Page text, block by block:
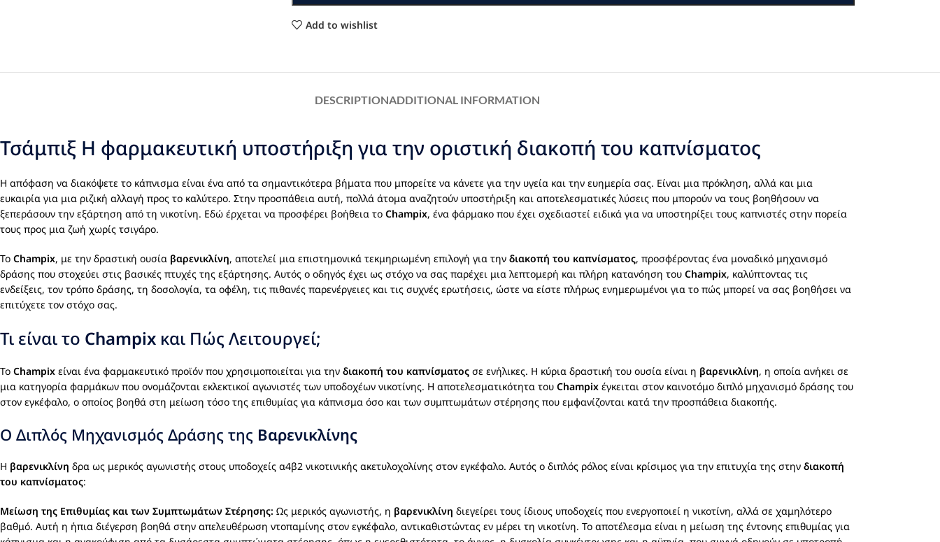
Add to wishlist
DESCRIPTIONADDITIONAL INFORMATION
Τσάμπιξ Η φαρμακευτική υποστήριξη για την οριστική διακοπή του καπνίσματος
Η απόφαση να διακόψετε το κάπνισμα είναι ένα από τα σημαντικότερα βήματα που μπορείτε να κάνετε για την υγεία και την ευημερία σας. Είναι μια πρόκληση, αλλά και μια
ευκαιρία για μια ριζική αλλαγή προς το καλύτερο. Στην προσπάθεια αυτή, πολλά άτομα αναζητούν υποστήριξη και αποτελεσματικές λύσεις που μπορούν να τους βοηθήσουν να
ξεπεράσουν την εξάρτηση από τη νικοτίνη. Εδώ έρχεται να προσφέρει βοήθεια το Champix, ένα φάρμακο που έχει σχεδιαστεί ειδικά για να υποστηρίξει τους καπνιστές στην πορεία
τους προς μια ζωή χωρίς τσιγάρο.
Το Champix, με την δραστική ουσία βαρενικλίνη, αποτελεί μια επιστημονικά τεκμηριωμένη επιλογή για την διακοπή του καπνίσματος, προσφέροντας ένα μοναδικό μηχανισμό
δράσης που στοχεύει στις βασικές πτυχές της εξάρτησης. Αυτός ο οδηγός έχει ως στόχο να σας παρέχει μια λεπτομερή και πλήρη κατανόηση του Champix, καλύπτοντας τις
ενδείξεις, τον τρόπο δράσης, τη δοσολογία, τα οφέλη, τις πιθανές παρενέργειες και τις συχνές ερωτήσεις, ώστε να είστε πλήρως ενημερωμένοι για το πώς μπορεί να σας βοηθήσει να
επιτύχετε τον στόχο σας.
Τι είναι το Champix και Πώς Λειτουργεί;
Το Champix είναι ένα φαρμακευτικό προϊόν που χρησιμοποιείται για την διακοπή του καπνίσματος σε ενήλικες. Η κύρια δραστική του ουσία είναι η βαρενικλίνη, η οποία ανήκει σε
μια κατηγορία φαρμάκων που ονομάζονται εκλεκτικοί αγωνιστές των υποδοχέων νικοτίνης. Η αποτελεσματικότητα του Champix έγκειται στον καινοτόμο διπλό μηχανισμό δράσης του
στον εγκέφαλο, ο οποίος βοηθά στη μείωση τόσο της επιθυμίας για κάπνισμα όσο και των συμπτωμάτων στέρησης που εμφανίζονται κατά την προσπάθεια διακοπής.
Ο Διπλός Μηχανισμός Δράσης της Βαρενικλίνης
Η βαρενικλίνη δρα ως μερικός αγωνιστής στους υποδοχείς α4β2 νικοτινικής ακετυλοχολίνης στον εγκέφαλο. Αυτός ο διπλός ρόλος είναι κρίσιμος για την επιτυχία της στην διακοπή
του καπνίσματος:
Μείωση της Επιθυμίας και των Συμπτωμάτων Στέρησης: Ως μερικός αγωνιστής, η βαρενικλίνη διεγείρει τους ίδιους υποδοχείς που ενεργοποιεί η νικοτίνη, αλλά σε χαμηλότερο
βαθμό. Αυτή η ήπια διέγερση βοηθά στην απελευθέρωση ντοπαμίνης στον εγκέφαλο, αντικαθιστώντας εν μέρει τη νικοτίνη. Το αποτέλεσμα είναι η μείωση της έντονης επιθυμίας για